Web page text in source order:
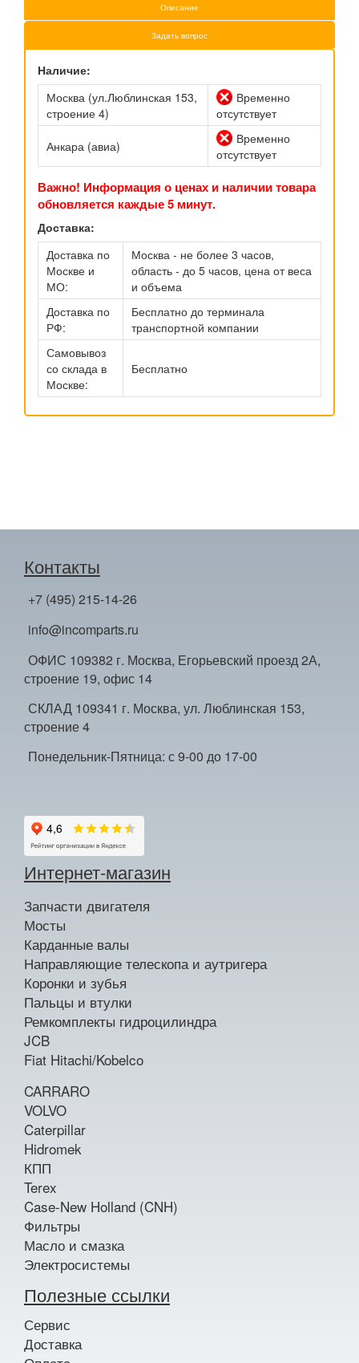
Описание
Задать вопрос
Наличие:
Москва (ул.Люблинская 153,
строение 4)
Временно
отсутствует
Анкара (авиа)
Временно
отсутствует
Важно! Информация о ценах и наличии товара
обновляется каждые 5 минут.
Доставка:
Доставка по
Москве и
МО:
Москва - не более 3 часов,
область - до 5 часов, цена от веса
и объема
Доставка по
РФ:
Бесплатно до терминала
транспортной компании
Самовывоз
со склада в
Москве:
Бесплатно
Контакты
+7 (495) 215-14-26
info@incomparts.ru
ОФИС 109382 г. Москва, Егорьевский проезд 2А,
строение 19, офис 14
СКЛАД 109341 г. Москва, ул. Люблинская 153,
строение 4
Понедельник-Пятница: с 9-00 до 17-00
Интернет-магазин
Запчасти двигателя
Мосты
Карданные валы
Направляющие телескопа и аутригера
Коронки и зубья
Пальцы и втулки
Ремкомплекты гидроцилиндра
JCB
Fiat Hitachi/Kobelco
CARRARO
VOLVO
Caterpillar
Hidromek
КПП
Terex
Case-New Holland (CNH)
Фильтры
Масло и смазка
Электросистемы
Полезные ссылки
Сервис
Доставка